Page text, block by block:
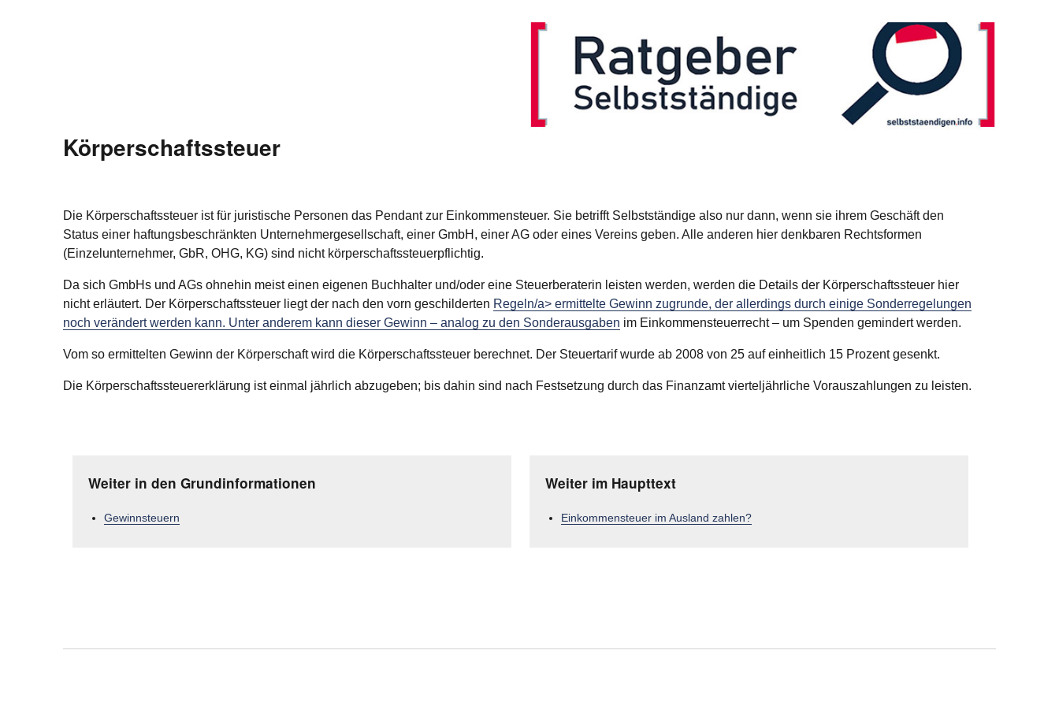
Körperschaftssteuer
Die Körperschaftssteuer ist für juristische Personen das Pendant zur Einkommensteuer. Sie betrifft Selbstständige also nur dann, wenn sie ihrem Geschäft den
Status einer haftungsbeschränkten Unternehmergesellschaft, einer GmbH, einer AG oder eines Vereins geben. Alle anderen hier denkbaren Rechtsformen
(Einzelunternehmer, GbR, OHG, KG) sind nicht körperschaftssteuerpflichtig.
Da sich GmbHs und AGs ohnehin meist einen eigenen Buchhalter und/oder eine Steuerberaterin leisten werden, werden die Details der Körperschaftssteuer hier
nicht erläutert. Der Körperschaftssteuer liegt der nach den vorn geschilderten Regeln/a> ermittelte Gewinn zugrunde, der allerdings durch einige Sonderregelungen
noch verändert werden kann. Unter anderem kann dieser Gewinn – analog zu den Sonderausgaben im Einkommensteuerrecht – um Spenden gemindert werden.
Vom so ermittelten Gewinn der Körperschaft wird die Körperschaftssteuer berechnet. Der Steuertarif wurde ab 2008 von 25 auf einheitlich 15 Prozent gesenkt.
Die Körperschaftssteuererklärung ist einmal jährlich abzugeben; bis dahin sind nach Festsetzung durch das Finanzamt vierteljährliche Vorauszahlungen zu leisten.
Weiter in den Grundinformationen
Gewinnsteuern
Weiter im Haupttext
Einkommensteuer im Ausland zahlen?